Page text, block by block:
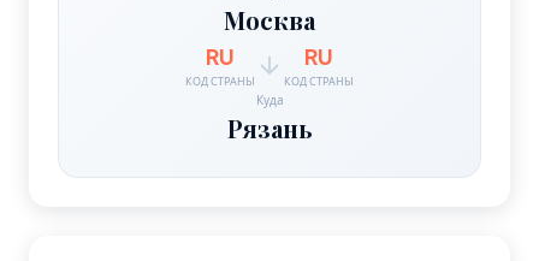
Москва
RU
КОД СТРАНЫ
RU
КОД СТРАНЫ
Куда
Рязань